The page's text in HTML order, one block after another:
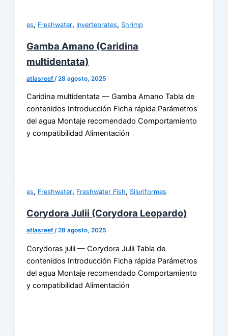
es, Freshwater, Invertebrates, Shrimp
Gamba Amano (Caridina
multidentata)
atlasreef /28 agosto, 2025
Caridina multidentata — Gamba Amano Tabla de
contenidos Introducción Ficha rápida Parámetros
del agua Montaje recomendado Comportamiento
y compatibilidad Alimentación
es, Freshwater, Freshwater Fish, Siluriformes
Corydora Julii (Corydora Leopardo)
atlasreef/28 agosto, 2025
Corydoras julii — Corydora Julii Tabla de
contenidos Introducción Ficha rápida Parámetros
del agua Montaje recomendado Comportamiento
y compatibilidad Alimentación